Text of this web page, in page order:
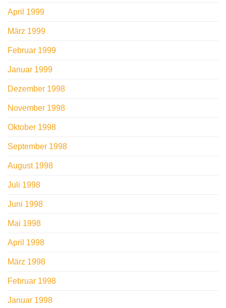
April 1999
März 1999
Februar 1999
Januar 1999
Dezember 1998
November 1998
Oktober 1998
September 1998
August 1998
Juli 1998
Juni 1998
Mai 1998
April 1998
März 1998
Februar 1998
Januar 1998